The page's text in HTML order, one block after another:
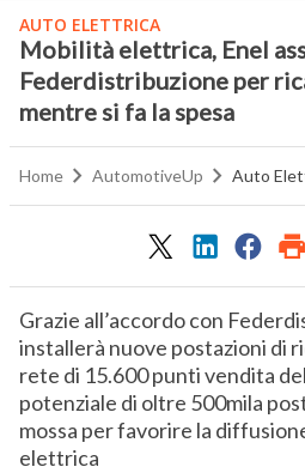
AUTO ELETTRICA
Mobilità elettrica, Enel
Federdistribuzione per
mentre si fa la spesa
Home AutomotiveUp Auto
Grazie all’accordo con
installerà nuove postazioni di
rete di 15.600 punti vendita
potenziale di oltre 500mila
mossa per favorire la
elettrica